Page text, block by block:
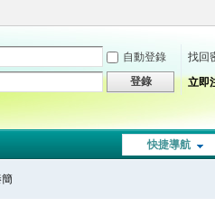
自動登錄
找回
登錄
立即
快捷導航